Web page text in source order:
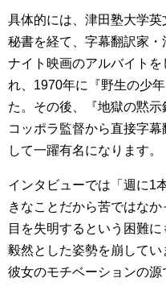
具体的には、津田塾大学
秘書を経て、字幕翻訳家
ナイト映画のアルバイト
れ、1970年に『野生の少
た。その後、『地獄の黙示
コッポラ監督から直接字
して一躍有名になります。
インタビューでは「週に1
きなことだから苦ではな
目を失明するという困難
毅然とした姿勢を崩して
彼女のモチベーションの